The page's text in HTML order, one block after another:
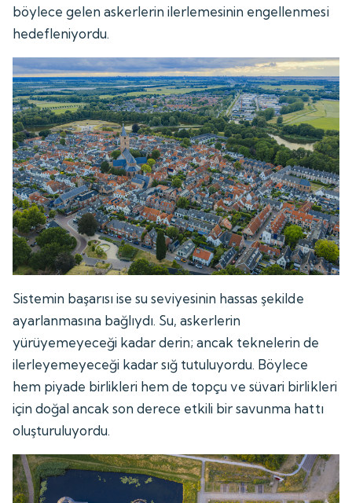
böylece gelen askerlerin ilerlemesinin engellenmesi
hedefleniyordu.
Sistemin başarısı ise su seviyesinin hassas şekilde
ayarlanmasına bağlıydı. Su, askerlerin
yürüyemeyeceği kadar derin; ancak teknelerin de
ilerleyemeyeceği kadar sığ tutuluyordu. Böylece
hem piyade birlikleri hem de topçu ve süvari birlikleri
için doğal ancak son derece etkili bir savunma hattı
oluşturuluyordu.